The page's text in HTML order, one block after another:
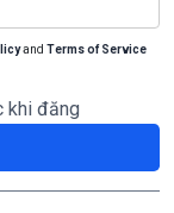
and Terms of Service
khi đăng